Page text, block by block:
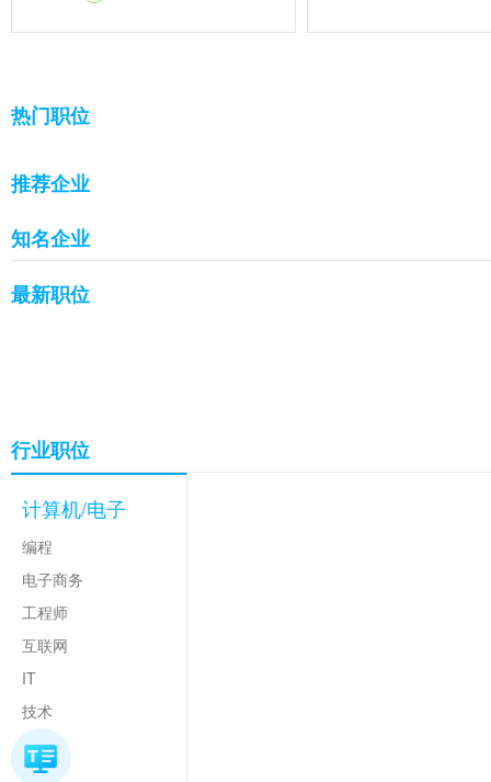
热门职位
推荐企业
知名企业
最新职位
行业职位
计算机/电子
编程
电子商务
工程师
互联网
IT
技术